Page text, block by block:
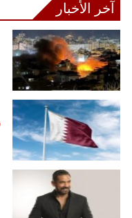
آخر الأخبار